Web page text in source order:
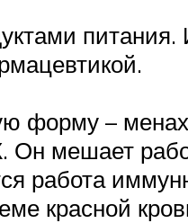
форму –
Он мешает
работа
красной